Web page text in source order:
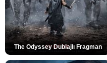
The Odyssey Dublajlı Fragman